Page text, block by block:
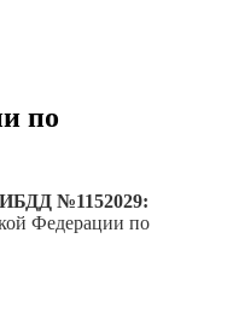
по
№1152029:
Федерации по